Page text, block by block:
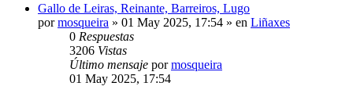
Gallo de Leiras, Reinante, Barreiros, Lugo
pormosqueira » 01 May 2025, 17:54 » en Liñaxes
0 Respuestas
3206 Vistas
Último mensaje pormosqueira
01 May 2025, 17:54